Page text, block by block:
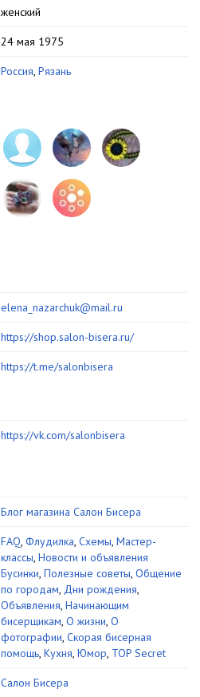
женский
24 мая 1975
Россия, Рязань
elena_nazarchuk@mail.ru
https://shop.salon-bisera.ru/
https://t.me/salonbisera
https://vk.com/salonbisera
Блог магазина Салон Бисера
FAQ, Флудилка, Схемы, Мастер-
классы, Новости и объявления
Бусинки, Полезные советы, Общение
по городам, Дни рождения,
Объявления, Начинающим
бисерщикам, О жизни, О
фотографии, Скорая бисерная
помощь, Кухня, Юмор, TOP Secret
Салон Бисера